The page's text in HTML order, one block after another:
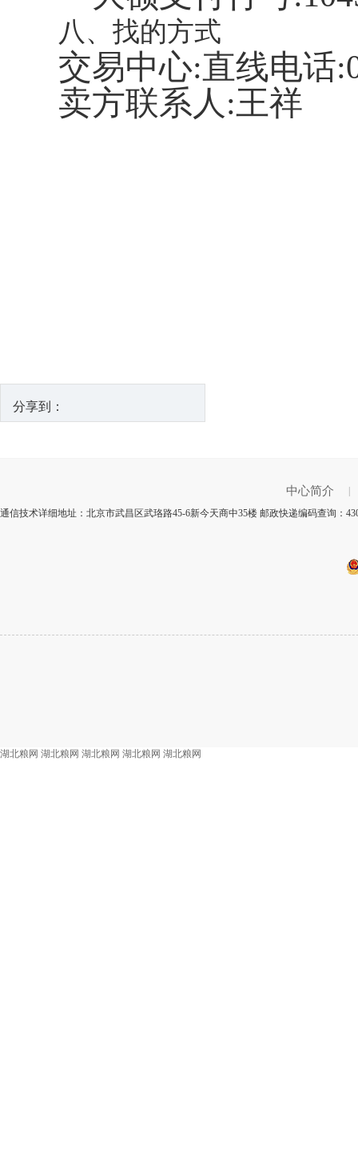
八、找的方式
交易中心:直线电话
卖方联系人 :王祥
分享到：
中心简介
通信技术详细地址：北京市武昌区武珞路45-6新今天商中35楼 邮政快递编码查询：
湖北粮网 湖北粮网 湖北粮网 湖北粮网 湖北粮网